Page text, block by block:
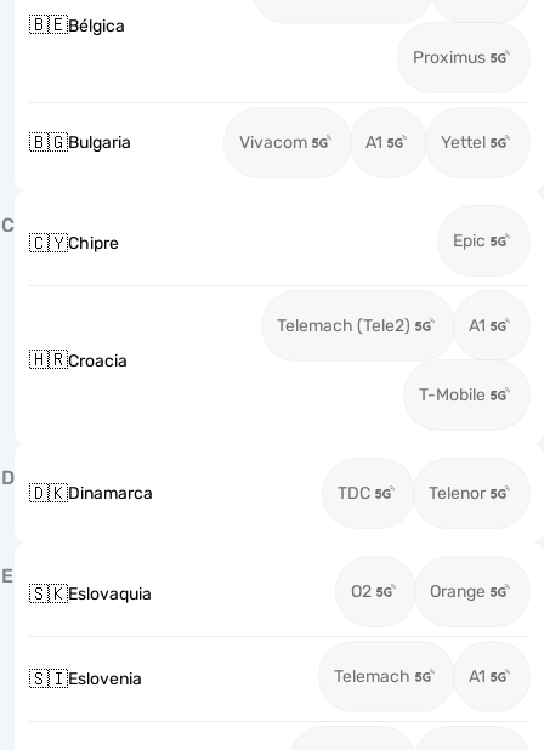
🇧🇪Bélgica
Proximus
🇧🇬Bulgaria Vivacom A1 Yettel
C
🇨🇾Chipre Epic
🇭🇷Croacia
Telemach (Tele2) A1
T-Mobile
D
🇩🇰Dinamarca TDC Telenor
E
🇸🇰Eslovaquia O2 Orange
🇸🇮Eslovenia Telemach A1